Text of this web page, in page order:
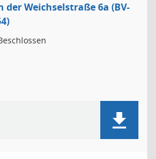
der Weichselstraße 6a (BV-